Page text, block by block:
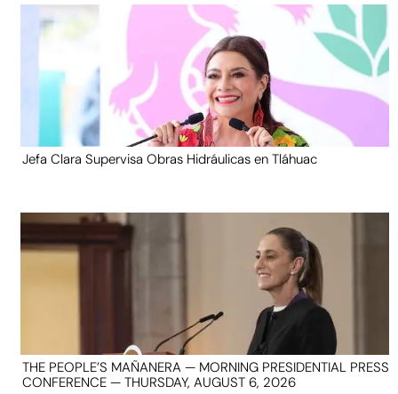
Jefa Clara Supervisa Obras Hidráulicas en Tláhuac
THE PEOPLE’S MAÑANERA — MORNING PRESIDENTIAL PRESS
CONFERENCE — THURSDAY, AUGUST 6, 2026